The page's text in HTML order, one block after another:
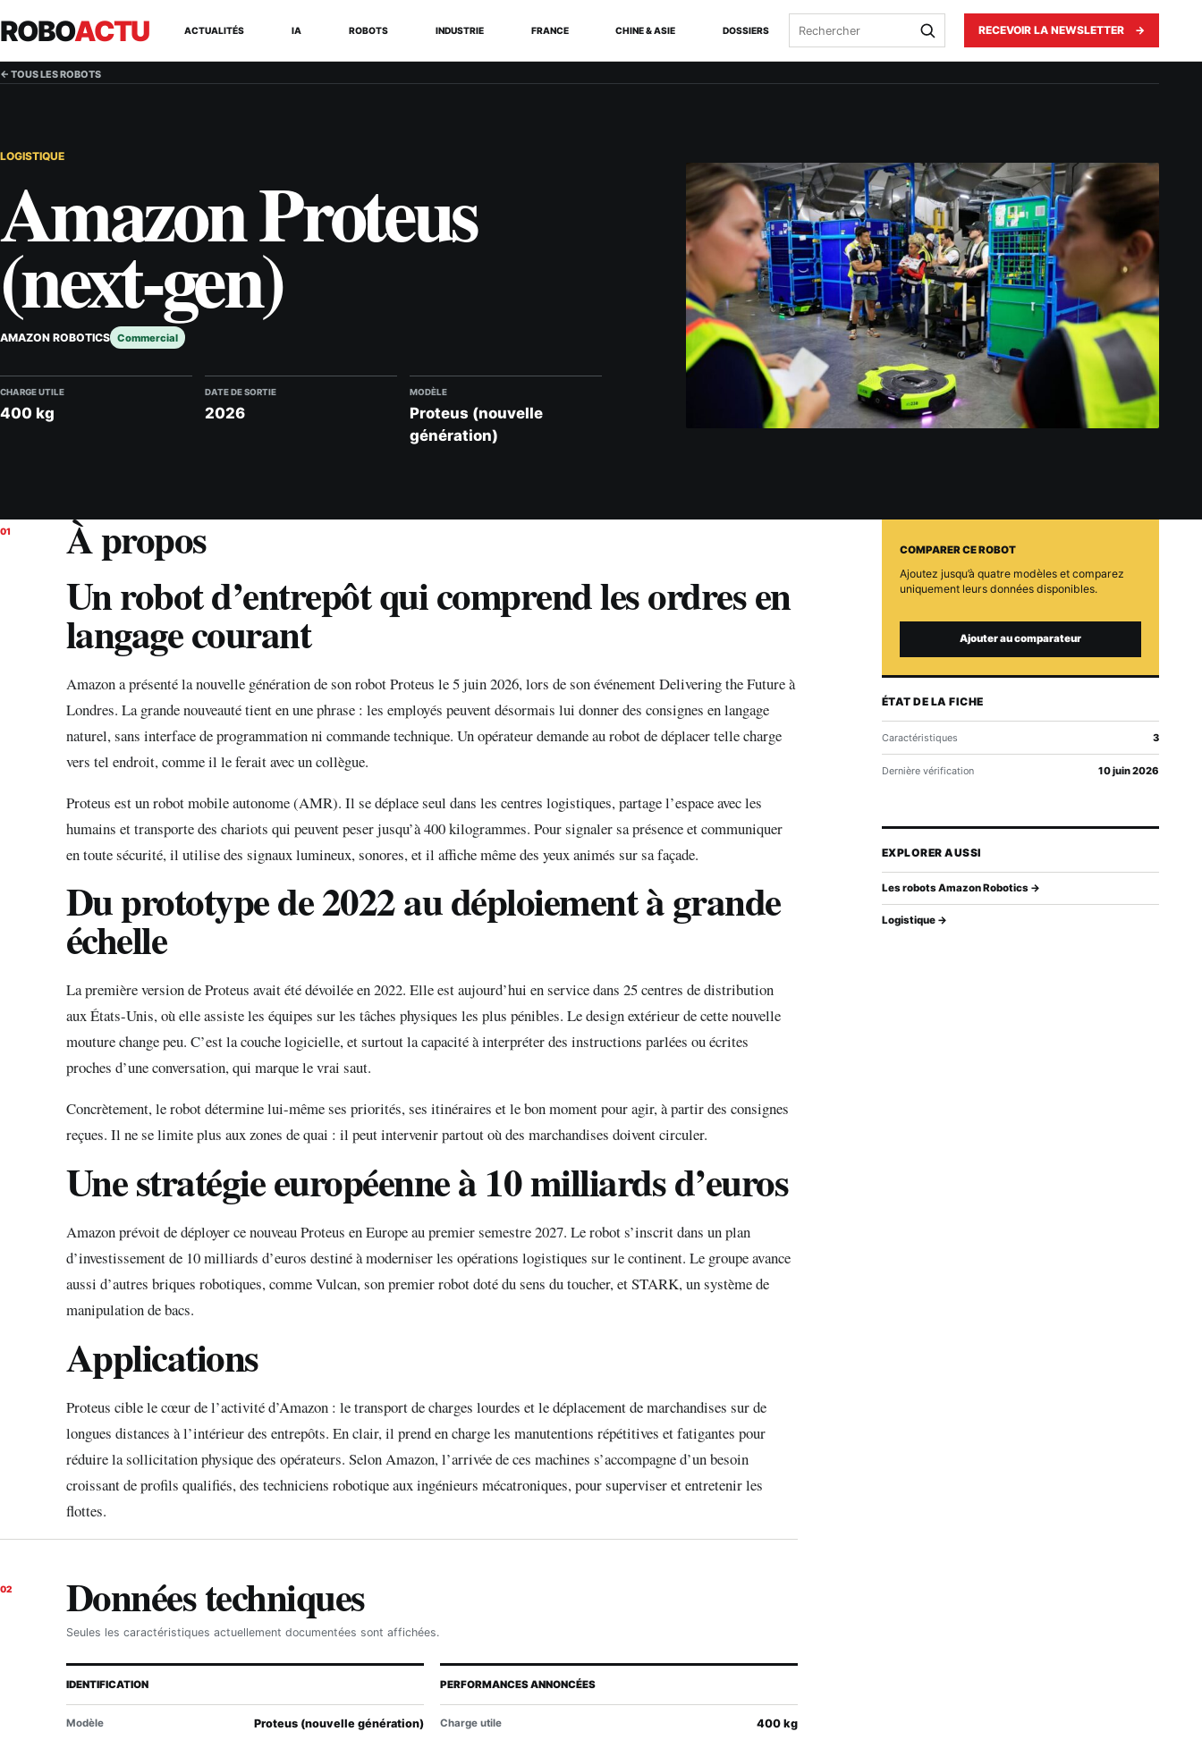
ROBOACTU ACTUALITÉS IA ROBOTS INDUSTRIE FRANCE CHINE & ASIE DOSSIERS Rechercher RECEVOIR LA NEWSLETTER →
← TOUS LES ROBOTS
LOGISTIQUE
Amazon Proteus
(next-gen)
AMAZON ROBOTICS Commercial
CHARGE UTILE
400 kg
DATE DE SORTIE
2026
MODÈLE
Proteus (nouvelle
génération)
01
À propos
Un robot d’entrepôt qui comprend les ordres en
langage courant
Amazon a présenté la nouvelle génération de son robot Proteus le 5 juin 2026, lors de son événement Delivering the Future à
Londres. La grande nouveauté tient en une phrase : les employés peuvent désormais lui donner des consignes en langage
naturel, sans interface de programmation ni commande technique. Un opérateur demande au robot de déplacer telle charge
vers tel endroit, comme il le ferait avec un collègue.
Proteus est un robot mobile autonome (AMR). Il se déplace seul dans les centres logistiques, partage l’espace avec les
humains et transporte des chariots qui peuvent peser jusqu’à 400 kilogrammes. Pour signaler sa présence et communiquer
en toute sécurité, il utilise des signaux lumineux, sonores, et il affiche même des yeux animés sur sa façade.
Du prototype de 2022 au déploiement à grande
échelle
La première version de Proteus avait été dévoilée en 2022. Elle est aujourd’hui en service dans 25 centres de distribution
aux États-Unis, où elle assiste les équipes sur les tâches physiques les plus pénibles. Le design extérieur de cette nouvelle
mouture change peu. C’est la couche logicielle, et surtout la capacité à interpréter des instructions parlées ou écrites
proches d’une conversation, qui marque le vrai saut.
Concrètement, le robot détermine lui-même ses priorités, ses itinéraires et le bon moment pour agir, à partir des consignes
reçues. Il ne se limite plus aux zones de quai : il peut intervenir partout où des marchandises doivent circuler.
Une stratégie européenne à 10 milliards d’euros
Amazon prévoit de déployer ce nouveau Proteus en Europe au premier semestre 2027. Le robot s’inscrit dans un plan
d’investissement de 10 milliards d’euros destiné à moderniser les opérations logistiques sur le continent. Le groupe avance
aussi d’autres briques robotiques, comme Vulcan, son premier robot doté du sens du toucher, et STARK, un système de
manipulation de bacs.
Applications
Proteus cible le cœur de l’activité d’Amazon : le transport de charges lourdes et le déplacement de marchandises sur de
longues distances à l’intérieur des entrepôts. En clair, il prend en charge les manutentions répétitives et fatigantes pour
réduire la sollicitation physique des opérateurs. Selon Amazon, l’arrivée de ces machines s’accompagne d’un besoin
croissant de profils qualifiés, des techniciens robotique aux ingénieurs mécatroniques, pour superviser et entretenir les
flottes.
02 Données techniques
Seules les caractéristiques actuellement documentées sont affichées.
IDENTIFICATION
Modèle Proteus (nouvelle génération)
PERFORMANCES ANNONCÉES
Charge utile 400 kg
COMPARER CE ROBOT
Ajoutez jusqu’à quatre modèles et comparez
uniquement leurs données disponibles.
Ajouter au comparateur
ÉTAT DE LA FICHE
Caractéristiques 3
Dernière vérification 10 juin 2026
EXPLORER AUSSI
Les robots Amazon Robotics →
Logistique →